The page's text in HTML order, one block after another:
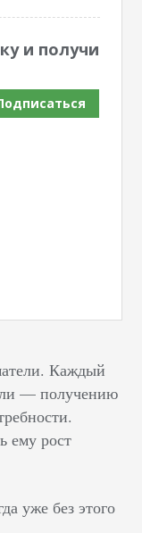
и получи
Каждый
— получению
ему рост
уже без этого